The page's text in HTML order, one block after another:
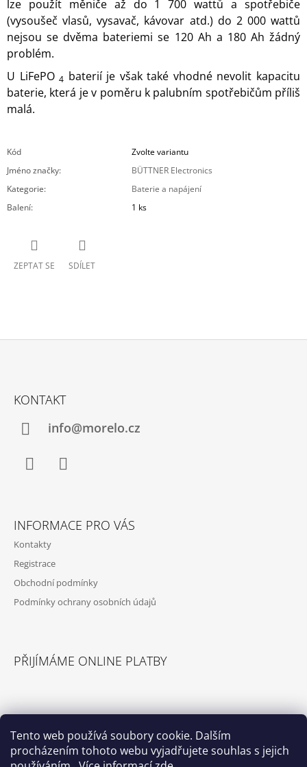
Tento web používá soubory cookie. Dalším
procházením tohoto webu vyjadřujete souhlas s jejich
lze použít měniče až do 1 700 wattů a spotřebiče
(vysoušeč vlasů, vysavač, kávovar atd.) do 2 000 wattů
nejsou se dvěma bateriemi se 120 Ah a 180 Ah žádný
problém.
U LiFePO4 baterií je však také vhodné nevolit kapacitu
baterie, která je v poměru k palubním spotřebičům příliš
malá.
Kód
Zvolte variantu
Jméno značky:
BÜTTNER Electronics
Kategorie:
Baterie a napájení
Balení: 1 ks
ZEPTAT SE SDÍLET
KONTAKT
info@morelo.cz
INFORMACE PRO VÁS
Kontakty
Registrace
Obchodní podmínky
Podmínky ochrany osobních údajů
PŘIJÍMÁME ONLINE PLATBY
Vytvořil Shoptet
© 2026 Příslušenství pro karavany. Všechna
práva vyhrazena.